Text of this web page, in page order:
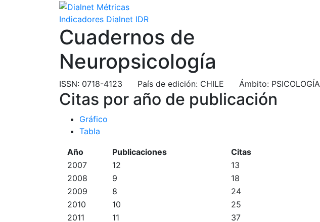
Indicadores Dialnet IDR
Cuadernos de
Neuropsicología
ISSN: 0718-4123 País de edición: CHILE Ámbito: PSICOLOGÍA
Citas por año de publicación
Gráfico
Tabla
Año Publicaciones
Citas
2007
12
13
2008
9
18
2009
8
24
2010
10
25
2011
11
37